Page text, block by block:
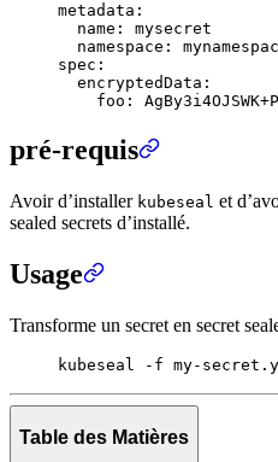
metadata :
  name
:
mysecret
  namespace
:
spec :
  encryptedData
:
    foo
:
pré-requis
Avoir d’installer kubeseal et
sealed secrets d’installé.
Usage
Transforme un secret en secret
kubeseal -f my-
Table des Matières